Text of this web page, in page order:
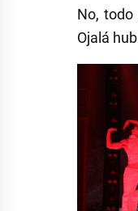
No,
Ojalá